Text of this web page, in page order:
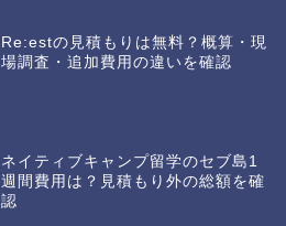
Re:estの見積もりは無料？概算・現
場調査・追加費用の違いを確認
ネイティブキャンプ留学のセブ島1
週間費用は？見積もり外の総額を確
認